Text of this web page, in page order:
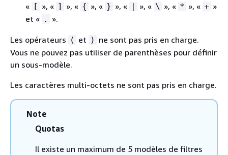
« [ », « ] », « { », « } », « | », « \ », « * », « + »
et « . ».
Les opérateurs ( et ) ne sont pas pris en charge.
Vous ne pouvez pas utiliser de parenthèses pour définir
un sous-modèle.
Les caractères multi-octets ne sont pas pris en charge.
Note
Quotas
Il existe un maximum de 5 modèles de filtres